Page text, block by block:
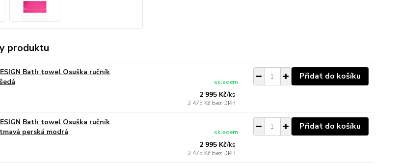
produktu
Bath towel Osuška ručník
2 995 Kč/ks
2 475 Kč bez DPH
skladem
Přidat do košíku
Bath towel Osuška ručník
perská modrá
2 995 Kč/ks
2 475 Kč bez DPH
skladem
Přidat do košíku